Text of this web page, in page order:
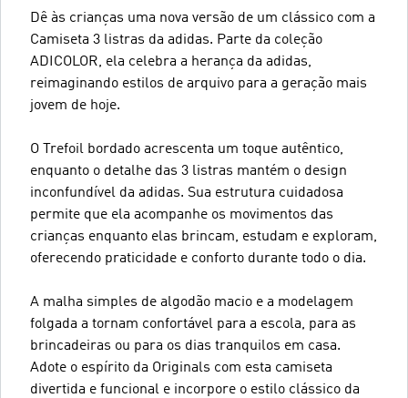
Dê às crianças uma nova versão de um clássico com a
Camiseta 3 listras da adidas. Parte da coleção
ADICOLOR, ela celebra a herança da adidas,
reimaginando estilos de arquivo para a geração mais
jovem de hoje.
O Trefoil bordado acrescenta um toque autêntico,
enquanto o detalhe das 3 listras mantém o design
inconfundível da adidas. Sua estrutura cuidadosa
permite que ela acompanhe os movimentos das
crianças enquanto elas brincam, estudam e exploram,
oferecendo praticidade e conforto durante todo o dia.
A malha simples de algodão macio e a modelagem
folgada a tornam confortável para a escola, para as
brincadeiras ou para os dias tranquilos em casa.
Adote o espírito da Originals com esta camiseta
divertida e funcional e incorpore o estilo clássico da